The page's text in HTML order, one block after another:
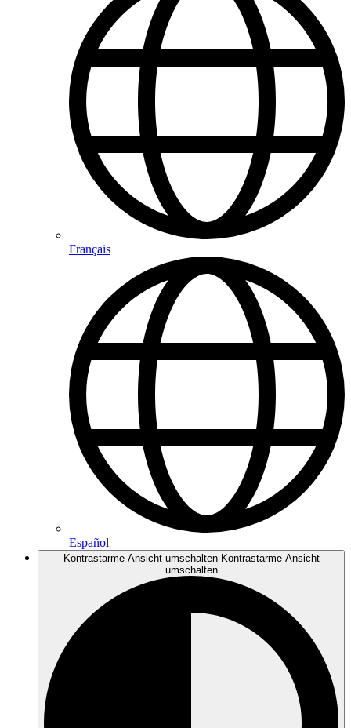
Français
Español
Kontrastarme Ansicht umschalten Kontrastarme Ansicht
umschalten